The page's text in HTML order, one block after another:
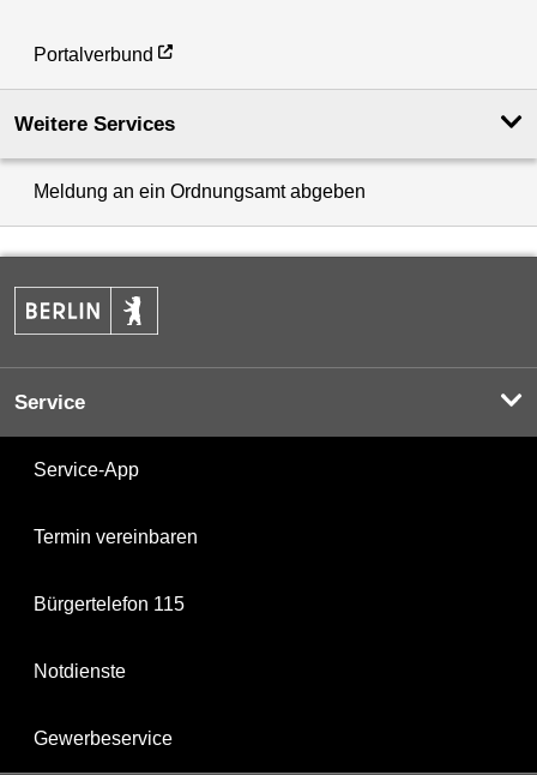
Portalverbund
Weitere Services
Meldung an ein Ordnungsamt abgeben
Service
Service-App
Termin vereinbaren
Bürgertelefon 115
Notdienste
Gewerbeservice